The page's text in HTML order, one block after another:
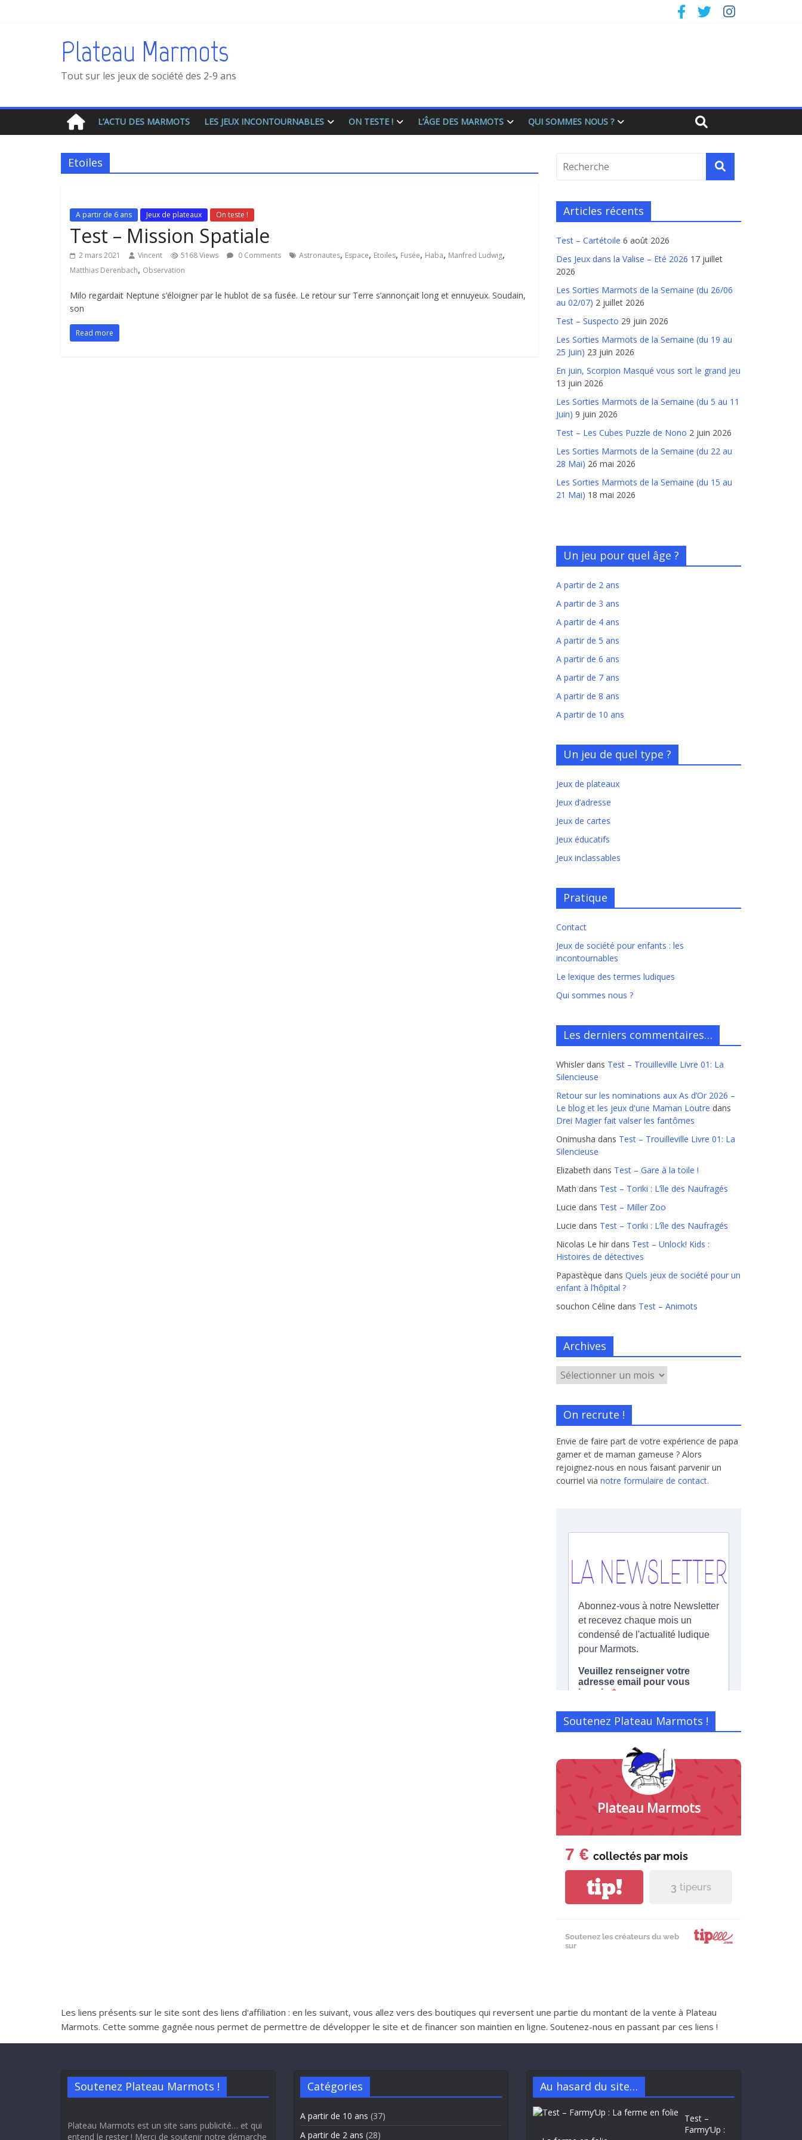
Plateau Marmots
Tout sur les jeux de société des 2-9 ans
L’ACTU DES MARMOTS LES JEUX INCONTOURNABLES ON TESTE ! L’ÂGE DES MARMOTS QUI SOMMES NOUS ?
Etoiles
A partir de 6 ans Jeux de plateaux On teste !
Test – Mission Spatiale
2 mars 2021 Vincent 5168 Views 0 Comments Astronautes, Espace, Etoiles, Fusée, Haba, Manfred Ludwig,
Matthias Derenbach, Observation
Milo regardait Neptune s’éloigner par le hublot de sa fusée. Le retour sur Terre s’annonçait long et ennuyeux. Soudain,
son
Read more
Articles récents
Test – Cartétoile 6 août 2026
Des Jeux dans la Valise – Eté 2026 17 juillet
2026
Les Sorties Marmots de la Semaine (du 26/06
au 02/07) 2 juillet 2026
Test – Suspecto 29 juin 2026
Les Sorties Marmots de la Semaine (du 19 au
25 Juin) 23 juin 2026
En juin, Scorpion Masqué vous sort le grand jeu
13 juin 2026
Les Sorties Marmots de la Semaine (du 5 au 11
Juin) 9 juin 2026
Test – Les Cubes Puzzle de Nono 2 juin 2026
Les Sorties Marmots de la Semaine (du 22 au
28 Mai) 26 mai 2026
Les Sorties Marmots de la Semaine (du 15 au
21 Mai) 18 mai 2026
Un jeu pour quel âge ?
A partir de 2 ans
A partir de 3 ans
A partir de 4 ans
A partir de 5 ans
A partir de 6 ans
A partir de 7 ans
A partir de 8 ans
A partir de 10 ans
Un jeu de quel type ?
Jeux de plateaux
Jeux d’adresse
Jeux de cartes
Jeux éducatifs
Jeux inclassables
Pratique
Contact
Jeux de société pour enfants : les
incontournables
Le lexique des termes ludiques
Qui sommes nous ?
Les derniers commentaires…
Whisler dans Test – Trouilleville Livre 01: La
Silencieuse
Retour sur les nominations aux As d’Or 2026 –
Le blog et les jeux d'une Maman Loutre dans
Drei Magier fait valser les fantômes
Onimusha dans Test – Trouilleville Livre 01: La
Silencieuse
Elizabeth dans Test – Gare à la toile !
Math dans Test – Toriki : L’île des Naufragés
Lucie dans Test – Miller Zoo
Lucie dans Test – Toriki : L’île des Naufragés
Nicolas Le hir dans Test – Unlock! Kids :
Histoires de détectives
Papastèque dans Quels jeux de société pour un
enfant à l’hôpital ?
souchon Céline dans Test – Animots
Archives
On recrute !
Envie de faire part de votre expérience de papa
gamer et de maman gameuse ? Alors
rejoignez-nous en nous faisant parvenir un
courriel via notre formulaire de contact.
Soutenez Plateau Marmots !
Plateau Marmots
7 € collectés par mois
tip! 3 tipeurs
Soutenez les créateurs du web
sur
Les liens présents sur le site sont des liens d'affiliation : en les suivant, vous allez vers des boutiques qui reversent une partie du montant de la vente à Plateau
Marmots. Cette somme gagnée nous permet de permettre de développer le site et de financer son maintien en ligne. Soutenez-nous en passant par ces liens !
Soutenez Plateau Marmots !
Plateau Marmots est un site sans publicité… et qui
entend le rester ! Merci de soutenir notre démarche
Catégories
A partir de 10 ans (37)
A partir de 2 ans (28)
Au hasard du site…
Test –
Farmy’Up :